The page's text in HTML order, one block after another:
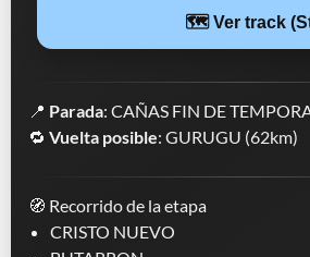
🗺️ Ver track
📍 Parada: CAÑAS FIN DE
🔁 Vuelta posible: GURUGU (62km)
🧭 Recorrido de la etapa
CRISTO NUEVO